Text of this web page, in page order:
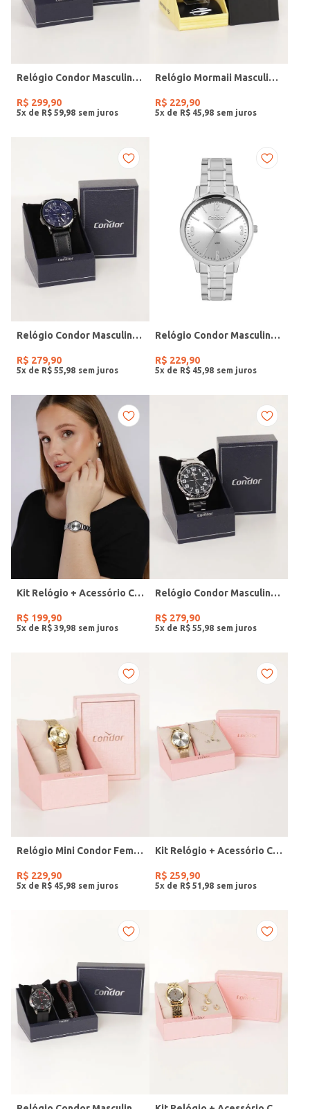
Relógio Condor Masculino PRETO
R$ 299,90
5x de R$ 59 98
Relógio Mormaii Masculino PRETO
R$ 229,90
5x de R$ 45 98
Relógio Condor Masculino PRETO
R$ 279,90
5x de R$ 55 98
Relógio Condor Masculino PRATA
R$ 229,90
5x de R$ 45 98
Kit Relógio + Acessório Condor Feminino PRATA
R$ 199,90
5x de R$ 39 98
Relógio Condor Masculino PRATA
R$ 279,90
5x de R$ 55 98
Relógio Mini Condor Feminino DOURADO
R$ 229,90
5x de R$ 45 98
Kit Relógio + Acessório Condor Feminino DOURADO
R$ 259,90
5x de R$ 51 98